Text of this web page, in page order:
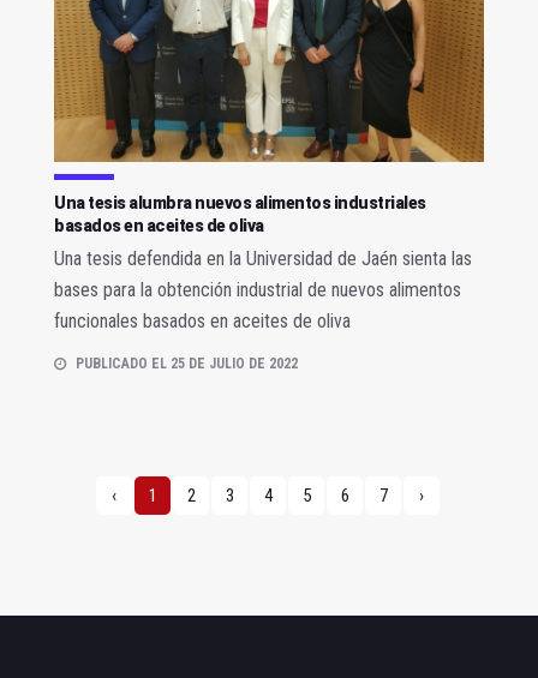
Una tesis alumbra nuevos alimentos industriales
basados en aceites de oliva
Una tesis defendida en la Universidad de Jaén sienta las
bases para la obtención industrial de nuevos alimentos
funcionales basados en aceites de oliva
PUBLICADO EL 25 DE JULIO DE 2022
‹ 1 2 3 4 5 6 7 ›